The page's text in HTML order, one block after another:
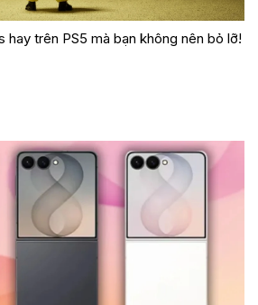
hay trên PS5 mà bạn không nên bỏ lỡ!